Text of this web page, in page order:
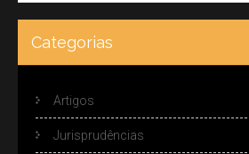
Categorias
Artigos
Jurisprudências